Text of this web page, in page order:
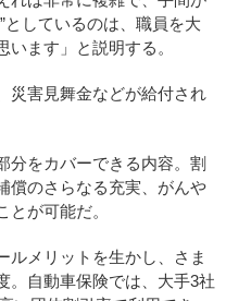
としているのは、職員を大
ます」と説明する。
災害見舞金などが給付され
分をカバーできる内容。割
償のさらなる充実、がんや
が可能だ。
ルメリットを生かし、さま
。自動車保険では、大手3社